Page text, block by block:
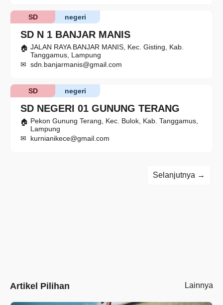
SD N 1 BANJAR MANIS
negeri
SD
JALAN RAYA BANJAR MANIS, Kec. Gisting, Kab.
Tanggamus, Lampung
sdn.banjarmanis@gmail.com
SD NEGERI 01 GUNUNG TERANG
negeri
SD
Pekon Gunung Terang, Kec. Bulok, Kab. Tanggamus,
Lampung
kurnianikece@gmail.com
Selanjutnya →
Artikel Pilihan Lainnya